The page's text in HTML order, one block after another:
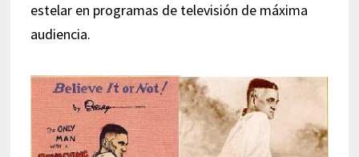
estelar en programas de televisión de máxima
audiencia.